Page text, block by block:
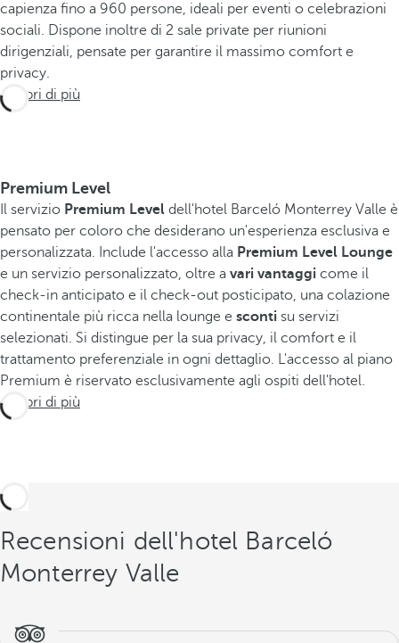
capienza fino a 960 persone, ideali per eventi o celebrazioni
sociali. Dispone inoltre di 2 sale private per riunioni
dirigenziali, pensate per garantire il massimo comfort e
privacy.
Scopri di più
Premium Level
Il servizio Premium Level dell'hotel Barceló Monterrey Valle è
pensato per coloro che desiderano un'esperienza esclusiva e
personalizzata. Include l'accesso alla Premium Level Lounge
e un servizio personalizzato, oltre a vari vantaggi come il
check-in anticipato e il check-out posticipato, una colazione
continentale più ricca nella lounge e sconti su servizi
selezionati. Si distingue per la sua privacy, il comfort e il
trattamento preferenziale in ogni dettaglio. L'accesso al piano
Premium è riservato esclusivamente agli ospiti dell'hotel.
Scopri di più
Recensioni dell'hotel Barceló
Monterrey Valle